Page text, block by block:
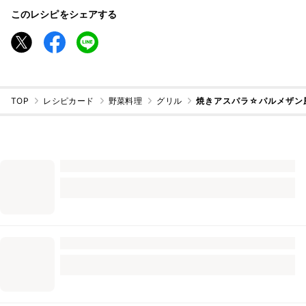
このレシピをシェアする
TOP レシピカード 野菜料理 グリル 焼きアスパラ☆パルメザン